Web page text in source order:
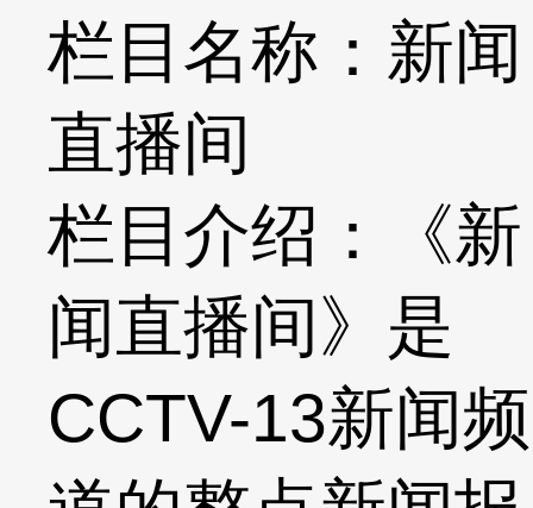
栏目名称：新闻
直播间
栏目介绍：《新
闻直播间》是
CCTV-13新闻频